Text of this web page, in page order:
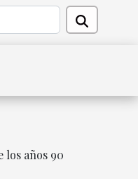
los años 90